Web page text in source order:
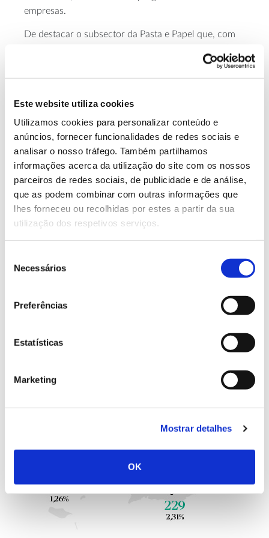
Este website utiliza cookies
Utilizamos cookies para personalizar conteúdo e
anúncios, fornecer funcionalidades de redes sociais e
analisar o nosso tráfego. Também partilhamos
informações acerca da utilização do site com os nossos
parceiros de redes sociais, de publicidade e de análise,
que as podem combinar com outras informações que
lhes forneceu ou recolhidas por estes a partir da sua
utilização dos respetivos serviços.
Necessários
Preferências
Estatísticas
Marketing
Mostrar detalhes
OK
empresas.
De destacar o subsector da Pasta e Papel que, com
dados do pessoal ao serviço, do INE),
uma relação que traduz a maior dimensão das
área da cortiça apresentam um elevado número de
pessoas ao serviço (8549) em comparação com o
número de empresas deste subsector (803).
Distribuição geográfica das empresas
industriais de base florestal, 2022